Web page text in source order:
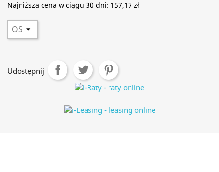
Najniższa cena w ciągu 30 dni: 157,17 zł
Udostępnij